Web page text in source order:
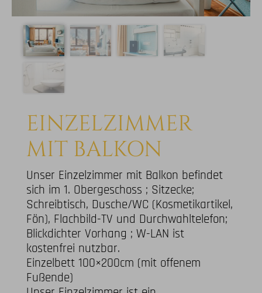
EINZELZIMMER
MIT BALKON
Unser Einzelzimmer mit Balkon befindet
sich im 1. Obergeschoss ; Sitzecke;
Schreibtisch, Dusche/WC (Kosmetikartikel,
Fön), Flachbild-TV und Durchwahltelefon;
Blickdichter Vorhang ; W-LAN ist
kostenfrei nutzbar.
Einzelbett 100×200cm (mit offenem
Fußende)